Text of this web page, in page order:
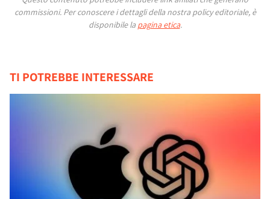
commissioni. Per conoscere i dettagli della nostra policy editoriale, è
disponibile la pagina etica.
TI POTREBBE INTERESSARE